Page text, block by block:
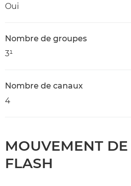
Oui
Nombre de groupes
3¹
Nombre de canaux
4
MOUVEMENT DE
FLASH